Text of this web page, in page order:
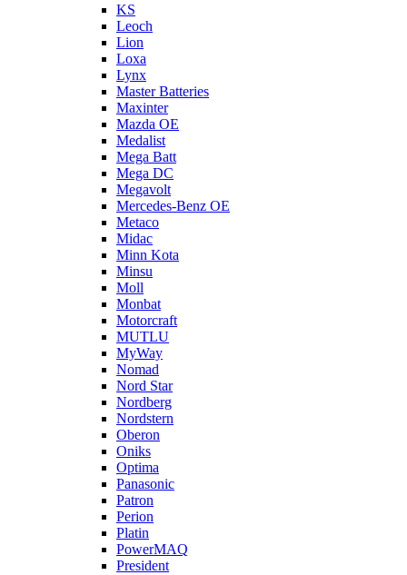
KS
Leoch
Lion
Loxa
Lynx
Master Batteries
Maxinter
Mazda OE
Medalist
Mega Batt
Mega DC
Megavolt
Mercedes-Benz OE
Metaco
Midac
Minn Kota
Minsu
Moll
Monbat
Motorcraft
MUTLU
MyWay
Nomad
Nord Star
Nordberg
Nordstern
Oberon
Oniks
Optima
Panasonic
Patron
Perion
Platin
PowerMAQ
President